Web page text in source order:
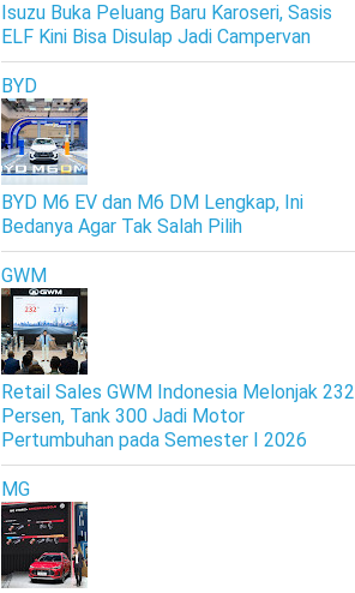
Isuzu Buka Peluang Baru Karoseri, Sasis
ELF Kini Bisa Disulap Jadi Campervan
BYD
BYD M6 EV dan M6 DM Lengkap, Ini
Bedanya Agar Tak Salah Pilih
GWM
Retail Sales GWM Indonesia Melonjak 232
Persen, Tank 300 Jadi Motor
Pertumbuhan pada Semester I 2026
MG